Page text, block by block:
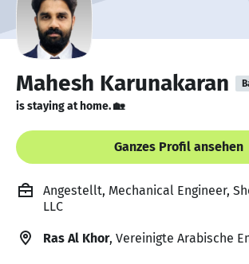
Mahesh Karunakaran
is staying at home. 🏡
Ganzes Profil ansehen
Angestellt, Mechanical Engineer,
LLC
Ras Al Khor, Vereinigte Arabische